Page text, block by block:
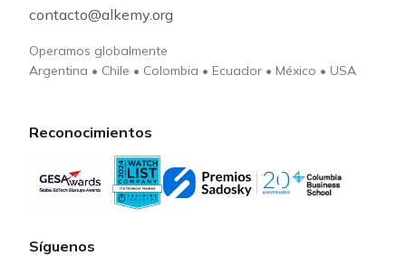
contacto@alkemy.org
Operamos globalmente
Argentina • Chile • Colombia • Ecuador • México • USA
Reconocimientos
Síguenos